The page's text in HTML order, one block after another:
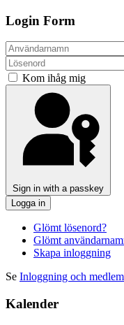
Login Form
Kom ihåg mig
Sign in with a passkey
Logga in
Glömt lösenord?
Glömt
Skapa inloggning
Se Inloggning och
Kalender